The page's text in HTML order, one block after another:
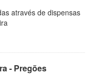
através de dispensas
- Pregões